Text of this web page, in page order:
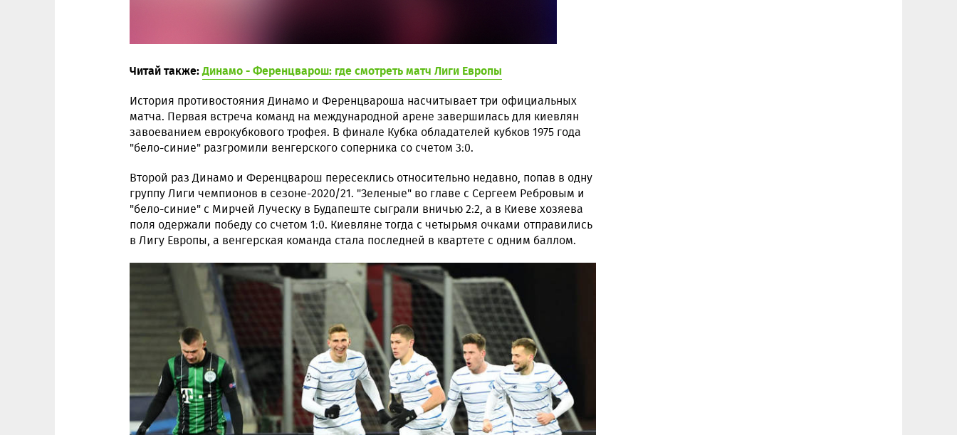
Читай также:Динамо - Ференцварош: где смотреть матч Лиги Европы
История противостояния Динамо и Ференцвароша насчитывает три официальных
матча. Первая встреча команд на международной арене завершилась для киевлян
завоеванием еврокубкового трофея. В финале Кубка обладателей кубков 1975 года
"бело-синие" разгромили венгерского соперника со счетом 3:0.
Второй раз Динамо и Ференцварош пересеклись относительно недавно, попав в одну
группу Лиги чемпионов в сезоне-2020/21. "Зеленые" во главе с Сергеем Ребровым и
"бело-синие" с Мирчей Луческу в Будапеште сыграли вничью 2:2, а в Киеве хозяева
поля одержали победу со счетом 1:0. Киевляне тогда с четырьмя очками отправились
в Лигу Европы, а венгерская команда стала последней в квартете с одним баллом.